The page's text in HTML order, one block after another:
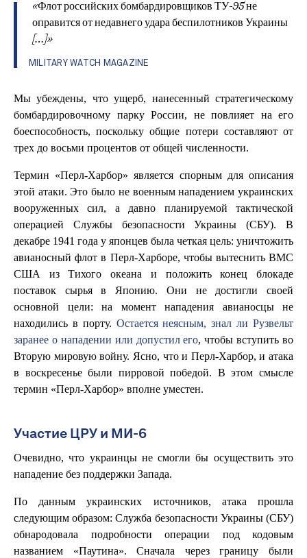
«Флот российских бомбардировщиков ТУ-95 не
оправится от недавнего удара беспилотников Украины
[…]»
MILITARY WATCH MAGAZINE
Мы убеждены, что ущерб, нанесенный стратегическому
бомбардировочному парку России, не повлияет на его
боеспособность, поскольку общие потери составляют от
трех до восьми процентов от общей численности.
Термин «Перл-Харбор» является спорным для описания
этой атаки. Это было не военным нападением украинских
вооруженных сил, а давно планируемой тактической
операцией Службы безопасности Украины (СБУ). В
декабре 1941 года у японцев была четкая цель: уничтожить
авианосный флот в Перл-Харборе, чтобы вытеснить ВМС
США из Тихого океана и положить конец блокаде
поставок сырья в Японию. Они не достигли своей
основной цели: на момент нападения авианосцы не
находились в порту. Остается неясным, знал ли Рузвельт
заранее о нападении или допустил его, чтобы вступить во
Вторую мировую войну. Ясно, что и Перл-Харбор, и атака
в воскресенье были пирровой победой. В этом смысле
термин «Перл-Харбор» вполне уместен.
Участие ЦРУ и МИ-6
Очевидно, что украинцы не смогли бы осуществить это
нападение без поддержки Запада.
По данным украинских источников, атака прошла
следующим образом: Служба безопасности Украины (СБУ)
обнародовала подробности операции под кодовым
названием «Паутина». Сначала через границу были